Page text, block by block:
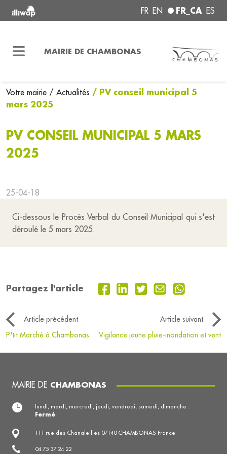
FR EN FR_CA ES
MAIRIE DE CHAMBONAS
Votre mairie / Actualités / PV conseil municipal 5
mars 2025
PV CONSEIL MUNICIPAL 5 MARS
2025
25-04-18
Ci-dessous le Procès Verbal du Conseil Municipal qui s'est
déroulé le 5 mars 2025.
Partagez l'article
Article précédent
Article suivant
P'tit Marché à Chambonas
Vigilance jaune pluie-inondation et vent
MAIRIE DE CHAMBONAS
111 rue des Chanaleilles 07140 CHAMBONAS France
04 75 37 24 22
lundi, mardi, mercredi, jeudi, vendredi, samedi, dimanche :
Fermé